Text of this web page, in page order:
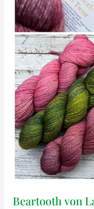
Beartooth von